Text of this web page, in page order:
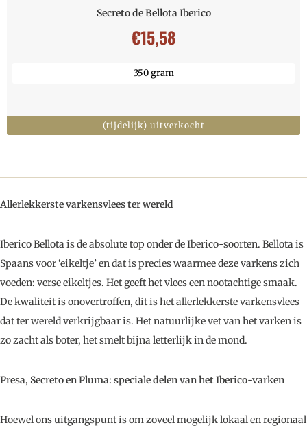
Secreto de Bellota Iberico
€15,58
350 gram
(tijdelijk) uitverkocht
Allerlekkerste varkensvlees ter wereld
Iberico Bellota is de absolute top onder de Iberico-soorten. Bellota is
Spaans voor ‘eikeltje’ en dat is precies waarmee deze varkens zich
voeden: verse eikeltjes. Het geeft het vlees een nootachtige smaak.
De kwaliteit is onovertroffen, dit is het allerlekkerste varkensvlees
dat ter wereld verkrijgbaar is. Het natuurlijke vet van het varken is
zo zacht als boter, het smelt bijna letterlijk in de mond.
Presa, Secreto en Pluma: speciale delen van het Iberico-varken
Hoewel ons uitgangspunt is om zoveel mogelijk lokaal en regionaal